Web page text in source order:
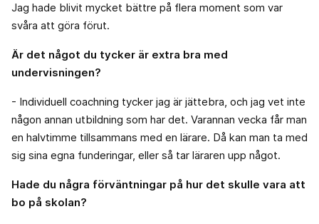
Jag hade blivit mycket bättre på flera moment som var
svåra att göra förut.
Är det något du tycker är extra bra med
undervisningen?
- Individuell coachning tycker jag är jättebra, och jag vet inte
någon annan utbildning som har det. Varannan vecka får man
en halvtimme tillsammans med en lärare. Då kan man ta med
sig sina egna funderingar, eller så tar läraren upp något.
Hade du några förväntningar på hur det skulle vara att
bo på skolan?